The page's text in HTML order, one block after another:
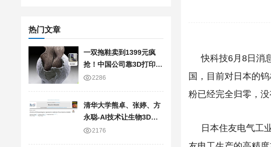
热门文章
一双拖鞋卖到1399元疯
抢！中国公司靠3D打印技
术，半年狂卷20亿
2286
清华大学熊卓、张婷、方
永聪-AI技术让生物3D打
印走向临床应用
2176
快科技6月8日消
国，目前对日本的
粉已经完全归零，没
日本住友电气工